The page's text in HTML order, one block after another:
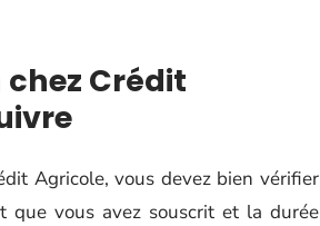
Crédit
Agricole, vous devez bien vérifier
vous avez souscrit et la durée